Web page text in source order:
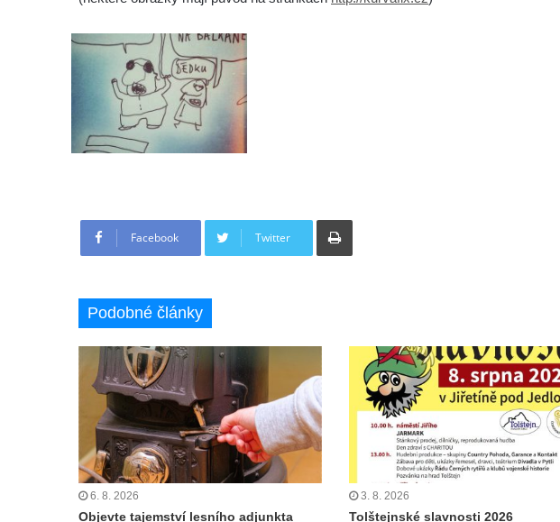
Facebook Twitter
Tisknout
Podobné články
6. 8. 2026
Objevte tajemství lesního adjunkta
3. 8. 2026
Tolštejnské slavnosti 2026